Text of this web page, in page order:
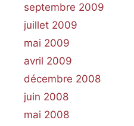
septembre 2009
juillet 2009
mai 2009
avril 2009
décembre 2008
juin 2008
mai 2008